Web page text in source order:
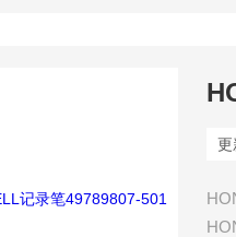
更